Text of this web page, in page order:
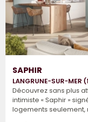
SAPHIR
LANGRUNE-SUR-MER
Découvrez sans plus
intimiste « Saphir »
logements seulement,